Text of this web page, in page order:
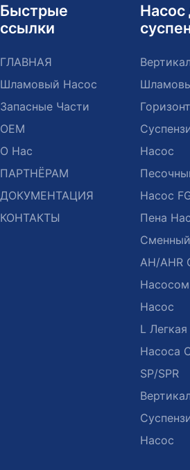
Быстрые
ссылки
ГЛАВНАЯ
Шламовый Насос
Запасные Части
OEM
О Нас
ПАРТНЁРАМ
ДОКУМЕНТАЦИЯ
КОНТАКТЫ
Насос
Насос
Насос
Пена
AH/
Насос
L
Насоса
SP/SPR
Насос